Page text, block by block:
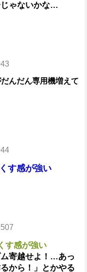
ゃないかな…
んだん専用機増えて
す感が強い
す感が強い
寄越せよ！…あっ
から！」とかやる